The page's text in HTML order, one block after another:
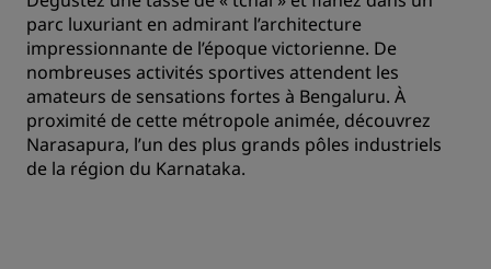
parc luxuriant en admirant l’architecture
impressionnante de l’époque victorienne. De
nombreuses activités sportives attendent les
amateurs de sensations fortes à Bengaluru. À
proximité de cette métropole animée, découvrez
Narasapura, l’un des plus grands pôles industriels
de la région du Karnataka.